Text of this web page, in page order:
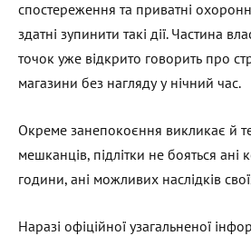
спостереження та приватні
здатні зупинити такі дії. Частина
точок уже відкрито говорить про
магазини без нагляду у нічний час.
Окреме занепокоєння викликає й
мешканців, підлітки не бояться ані
години, ані можливих наслідків
Наразі офіційної узагальненої